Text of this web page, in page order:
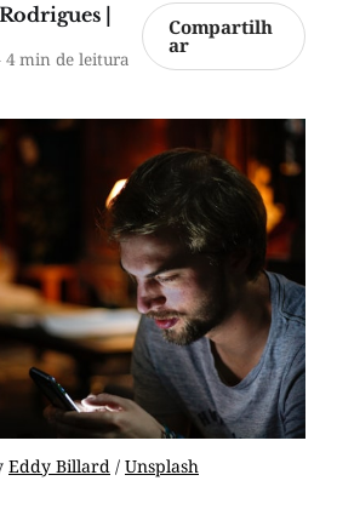
|
4 min de leitura
Compartilh
ar
Eddy Billard / Unsplash